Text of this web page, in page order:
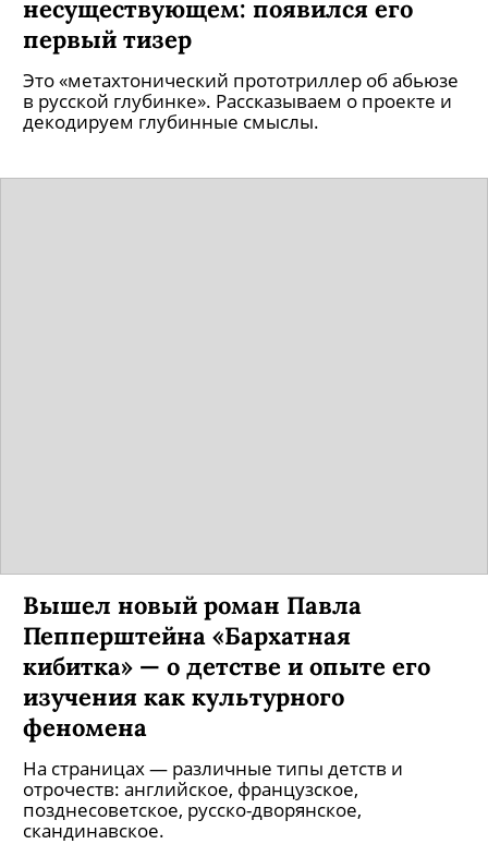
несуществующем: появился его
первый тизер
Это «метахтонический прототриллер об абьюзе
в русской глубинке». Рассказываем о проекте и
декодируем глубинные смыслы.
Вышел новый роман Павла
Пепперштейна «Бархатная
кибитка» — о детстве и опыте его
изучения как культурного
феномена
На страницах — различные типы детств и
отрочеств: английское, французское,
позднесоветское, русско-дворянское,
скандинавское.